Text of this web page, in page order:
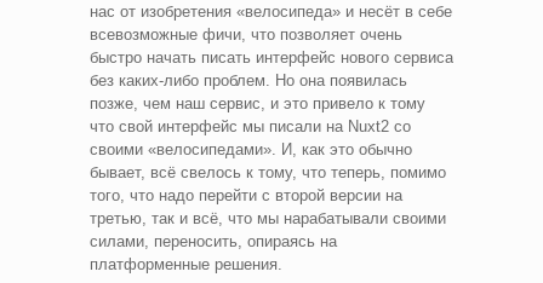
нас от изобретения «велосипеда» и несёт в себе
всевозможные фичи, что позволяет очень
быстро начать писать интерфейс нового сервиса
без каких-либо проблем. Но она появилась
позже, чем наш сервис, и это привело к тому
что свой интерфейс мы писали на Nuxt2 со
своими «велосипедами». И, как это обычно
бывает, всё свелось к тому, что теперь, помимо
того, что надо перейти с второй версии на
третью, так и всё, что мы нарабатывали своими
силами, переносить, опираясь на
платформенные решения.